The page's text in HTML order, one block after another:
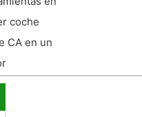
coche
CA en un